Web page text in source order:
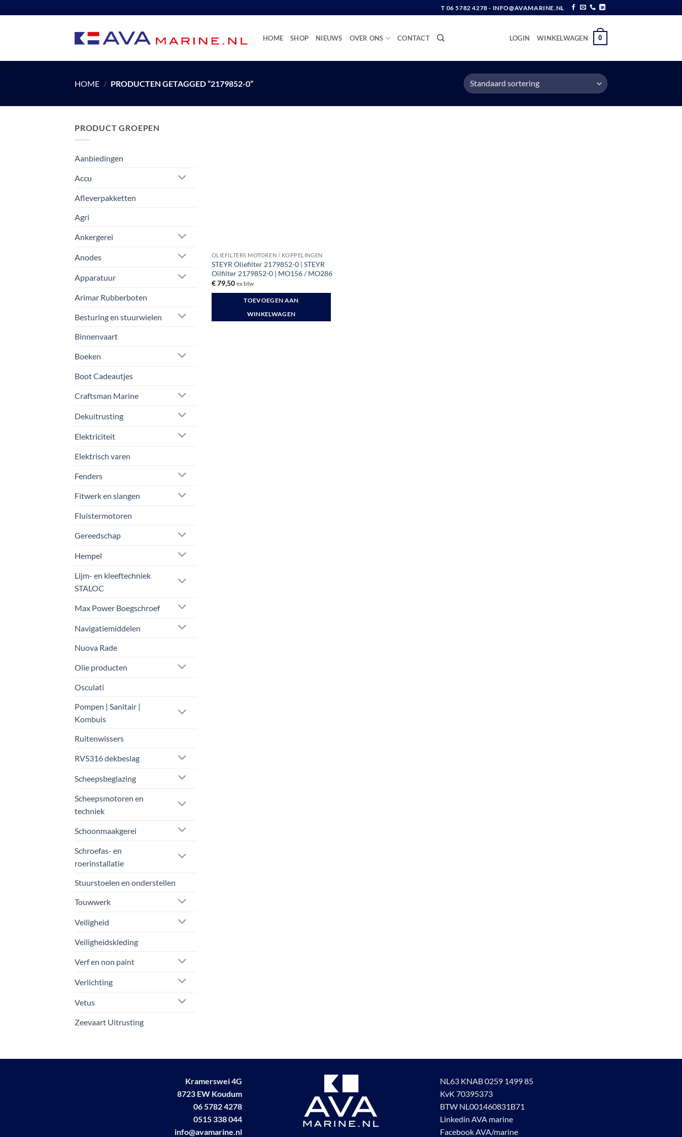
naar
T 06 5782 4278 - INFO@AVAMARINE.NL
HOME SHOP NIEUWS OVER ONS CONTACT LOGIN WINKELWAGEN 0
HOME / PRODUCTEN GETAGGED “2179852-0”
PRODUCT GROEPEN
Aanbiedingen
Accu
Afleverpakketten
Agri
Ankergerei
Anodes
Apparatuur
Arimar Rubberboten
Besturing en stuurwielen
Binnenvaart
Boeken
Boot Cadeautjes
Craftsman Marine
Dekuitrusting
Elektriciteit
Elektrisch varen
Fenders
Fitwerk en slangen
Fluistermotoren
Gereedschap
Hempel
Lijm- en kleeftechniek
STALOC
Max Power Boegschroef
Navigatiemiddelen
Nuova Rade
Olie producten
Osculati
Pompen | Sanitair |
Kombuis
Ruitenwissers
RVS316 dekbeslag
Scheepsbeglazing
Scheepsmotoren en
techniek
Schoonmaakgerei
Schroefas- en
roerinstallatie
Stuurstoelen en onderstellen
Touwwerk
Veiligheid
Veiligheidskleding
Verf en non paint
Verlichting
Vetus
Zeevaart Uitrusting
OLIEFILTERS MOTOREN / KOPPELINGEN
STEYR Oliefilter 2179852-0 | STEYR
Oilfilter 2179852-0 | MO156 / MO286
€79,50 ex btw
TOEVOEGEN AAN
WINKELWAGEN
Kramerswei 4G
8723 EW Koudum
06 5782 4278
0515 338 044
info@avamarine.nl
NL63 KNAB 0259 1499 85
KvK 70395373
BTW NL001460831B71
Linkedin AVA marine
Facebook AVA/marine